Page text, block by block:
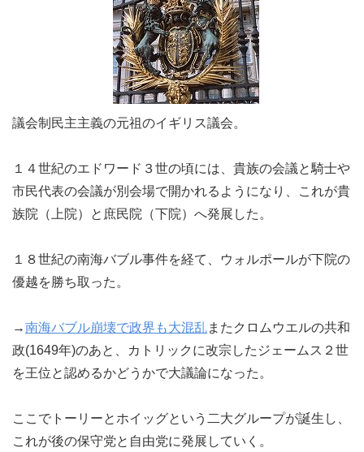
議会制民主主義の元祖のイギリス議会。
１４世紀のエドワード３世の頃には、貴族の会議と騎士や
市民代表の会議が別会場で開かれるようになり、これが貴
族院（上院）と庶民院（下院）へ発展した。
１８世紀の南海バブル事件を経て、ウォルポールが下院の
優越を勝ち取った。
→南海バブル崩壊で政界も大混乱またクロムウエルの共和
政(1649年)のあと、カトリックに改宗したジェームス２世
を王位と認めるかどうかで大議論になった。
ここでトーリーとホイッグという二大グループが誕生し、
これが後の保守党と自由党に発展していく。